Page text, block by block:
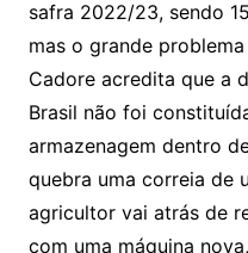
safra 2022/23, sendo
mas o grande
Cadore acredita que a
Brasil não foi
armazenagem dentro
quebra uma correia de
agricultor vai atrás de
com uma máquina